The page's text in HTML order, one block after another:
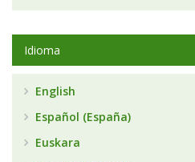
Idioma
English
Español (España)
Euskara